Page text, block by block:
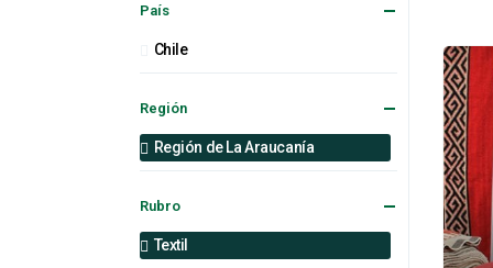
País
Chile
Región
Región de La Araucanía
Rubro
Textil